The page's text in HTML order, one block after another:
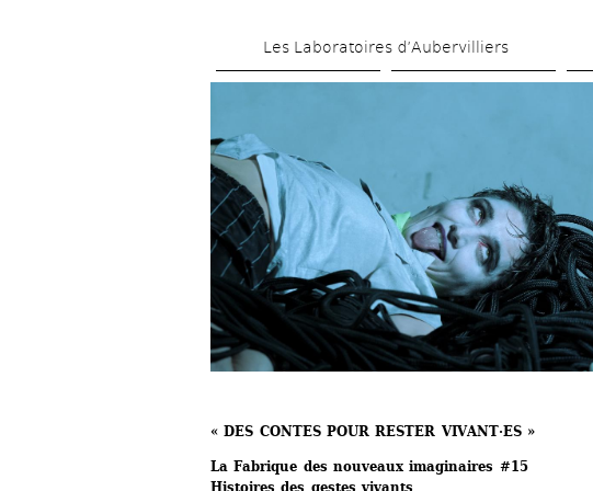
Les Laboratoires d’Aubervilliers
« DES CONTES POUR RESTER VIVANT·ES »
La Fabrique des nouveaux imaginaires #15
Histoires des gestes vivants